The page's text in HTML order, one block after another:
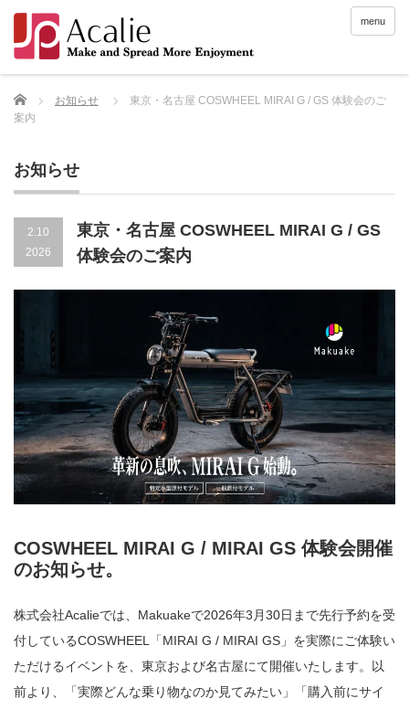
menu
Home お知らせ
東京・名古屋 COSWHEEL MIRAI G / GS 体験会のご
案内
お知らせ
2.10
2026
東京・名古屋 COSWHEEL MIRAI G / GS
体験会のご案内
COSWHEEL MIRAI G / MIRAI GS 体験会開催
のお知らせ。
株式会社Acalieでは、Makuakeで2026年3月30日まで先行予約を受
付しているCOSWHEEL「MIRAI G / MIRAI GS」を実際にご体験い
ただけるイベントを、東京および名古屋にて開催いたします。以
前より、「実際どんな乗り物なのか見てみたい」「購入前にサイ